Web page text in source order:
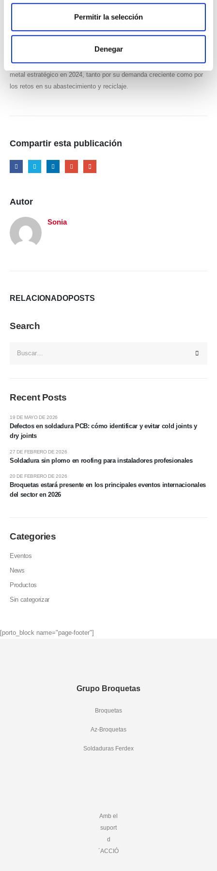
Permitir la selección
Denegar
crucial en la cadena de suministro de la tecnología global.
Este contexto actualizado muestra que el estaño sigue siendo un
metal estratégico en 2024, tanto por su demanda creciente como por
los retos en su abastecimiento y reciclaje.
Compartir esta publicación
Autor
Sonia
RELACIONADOPOSTS
Search
Recent Posts
Defectos en soldadura PCB: cómo identificar y evitar cold joints y
dry joints
19 DE MAYO DE 2026
Soldadura sin plomo en roofing para instaladores profesionales
27 DE FEBRERO DE 2026
Broquetas estará presente en los principales eventos internacionales
del sector en 2026
20 DE FEBRERO DE 2026
Categories
Eventos
News
Productos
Sin categorizar
[porto_block name="page-footer"]
Grupo Broquetas
Broquetas
Az-Broquetas
Soldaduras Ferdex
Amb el
suport
d
´ACCIÓ